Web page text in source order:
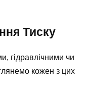
Тиску
гідравлічними чи
кожен з цих